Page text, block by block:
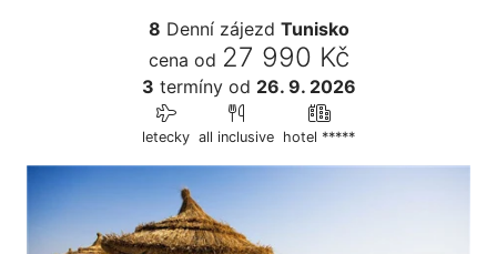
8 Denní zájezd Tunisko
cena od 27 990 Kč
3 termínyod 26. 9. 2026
letecky all inclusive hotel *****